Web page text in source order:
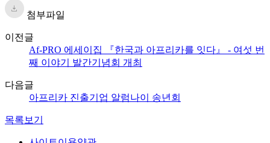
첨부파일
이전글
Af-PRO 에세이집 『한국과 아프리카를 잇다』 - 여섯 번
째 이야기 발간기념회 개최
다음글
아프리카 진출기업 알럼나이 송년회
목록보기